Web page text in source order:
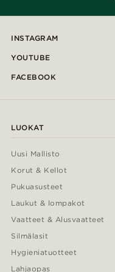
INSTAGRAM
YOUTUBE
FACEBOOK
LUOKAT
Uusi Mallisto
Korut & Kellot
Pukuasusteet
Laukut & lompakot
Vaatteet & Alusvaatteet
Silmälasit
Hygieniatuotteet
Lahjaopas